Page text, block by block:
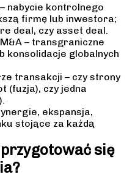
nabycie kontrolnego
firmę lub inwestora;
deal, czy asset deal.
– transgraniczne
konsolidacje globalnych
transakcji – czy strony
(fuzja), czy jedna
ekspansja,
stojące za każdą
się